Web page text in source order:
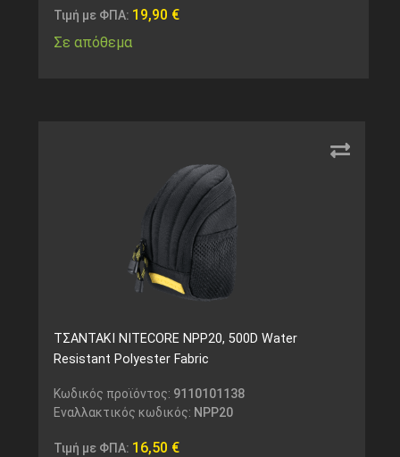
Τιμή με ΦΠΑ: 19,90 €
Σε απόθεμα
ΤΣΑΝΤΑΚΙ NITECORE NPP20, 500D Water
Resistant Polyester Fabric
Κωδικός προϊόντος: 9110101138
Εναλλακτικός κωδικός: NPP20
Τιμή με ΦΠΑ: 16,50 €